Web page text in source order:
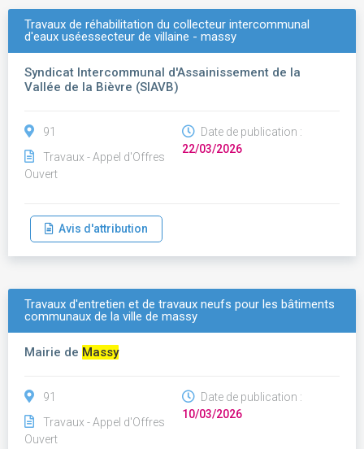
Travaux de réhabilitation du collecteur intercommunal
d'eaux uséessecteur de villaine - massy
Syndicat Intercommunal d'Assainissement de la
Vallée de la Bièvre (SIAVB)
91
Travaux - Appel d'Offres
Ouvert
Date de publication :
22/03/2026
Avis d'attribution
Travaux d'entretien et de travaux neufs pour les bâtiments
communaux de la ville de massy
Mairie de Massy
91
Travaux - Appel d'Offres
Ouvert
Date de publication :
10/03/2026